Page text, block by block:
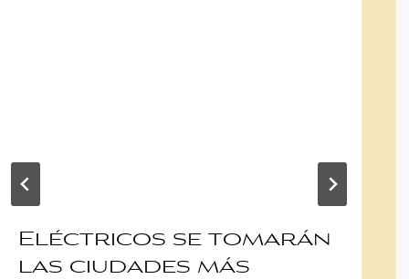
Eléctricos se tomarán
las ciudades más